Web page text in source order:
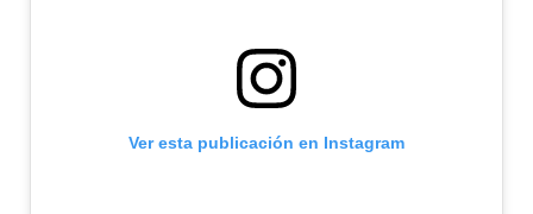
Ver esta publicación en Instagram